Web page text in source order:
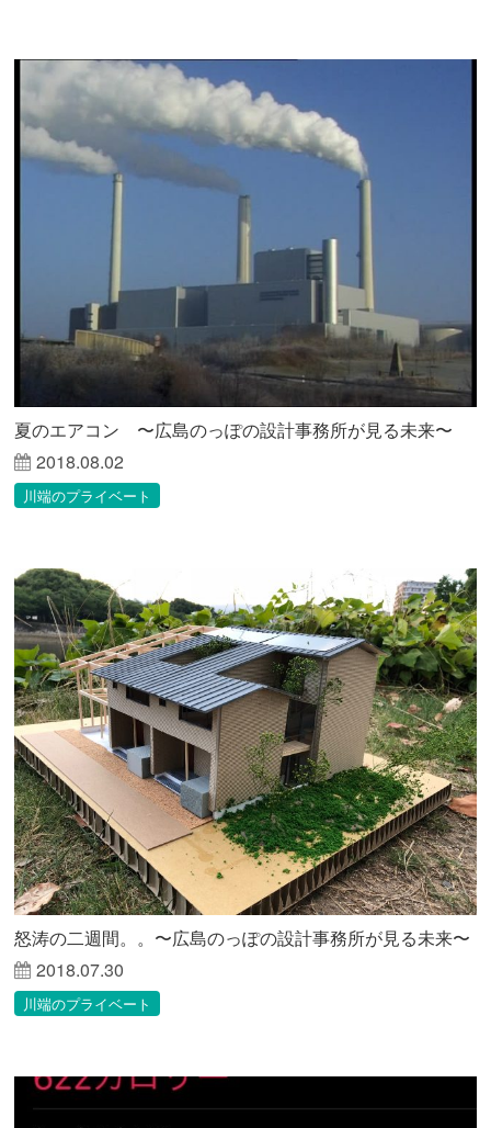
夏のエアコン 〜広島のっぽの設計事務所が見る未来〜
2018.08.02
川端のプライベート
怒涛の二週間。。〜広島のっぽの設計事務所が見る未来〜
2018.07.30
川端のプライベート